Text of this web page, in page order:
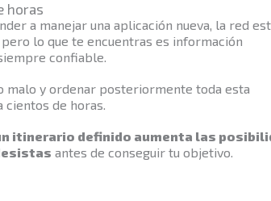
horas
a manejar una aplicación nueva, la red
lo que te encuentras es información
confiable.
malo y ordenar posteriormente toda esta
de horas.
itinerario definido aumenta las
antes de conseguir tu objetivo.